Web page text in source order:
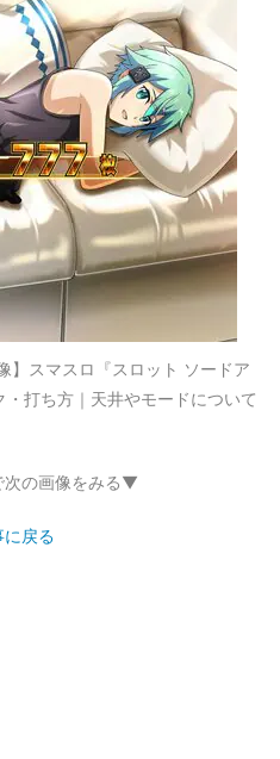
】スマスロ『スロット ソードア
打ち方｜天井やモードについて
の画像をみる▼
に戻る